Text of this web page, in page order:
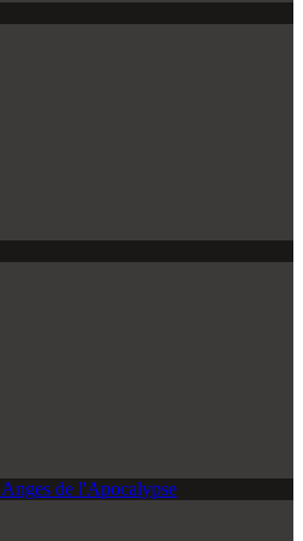
de l'Apocalypse